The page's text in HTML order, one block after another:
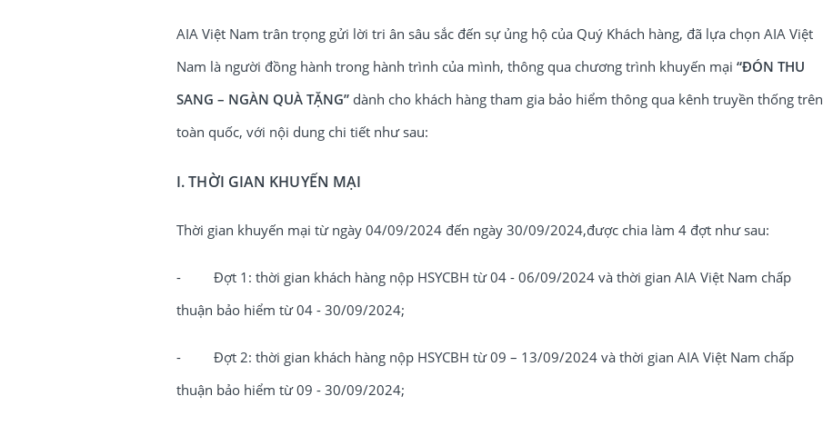
AIA Việt Nam trân trọng gửi lời tri ân sâu sắc đến sự ủng hộ của Quý Khách hàng, đã lựa chọn AIA Việt
Nam là người đồng hành trong hành trình của mình, thông qua chương trình khuyến mại “ĐÓN THU
SANG – NGÀN QUÀ TẶNG” dành cho khách hàng tham gia bảo hiểm thông qua kênh truyền thống trên
toàn quốc, với nội dung chi tiết như sau:
I. THỜI GIAN KHUYẾN MẠI
Thời gian khuyến mại từ ngày 04/09/2024 đến ngày 30/09/2024,được chia làm 4 đợt như sau:
- Đợt 1: thời gian khách hàng nộp HSYCBH từ 04 - 06/09/2024 và thời gian AIA Việt Nam chấp
thuận bảo hiểm từ 04 - 30/09/2024;
- Đợt 2: thời gian khách hàng nộp HSYCBH từ 09 – 13/09/2024 và thời gian AIA Việt Nam chấp
thuận bảo hiểm từ 09 - 30/09/2024;